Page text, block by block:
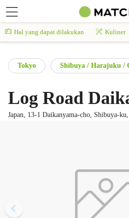
Hal yang dapat dilakukan Kuliner
Tokyo Shibuya / Harajuku /
Log Road
Japan, 13-1 Daikanyama-cho, Shibuya-